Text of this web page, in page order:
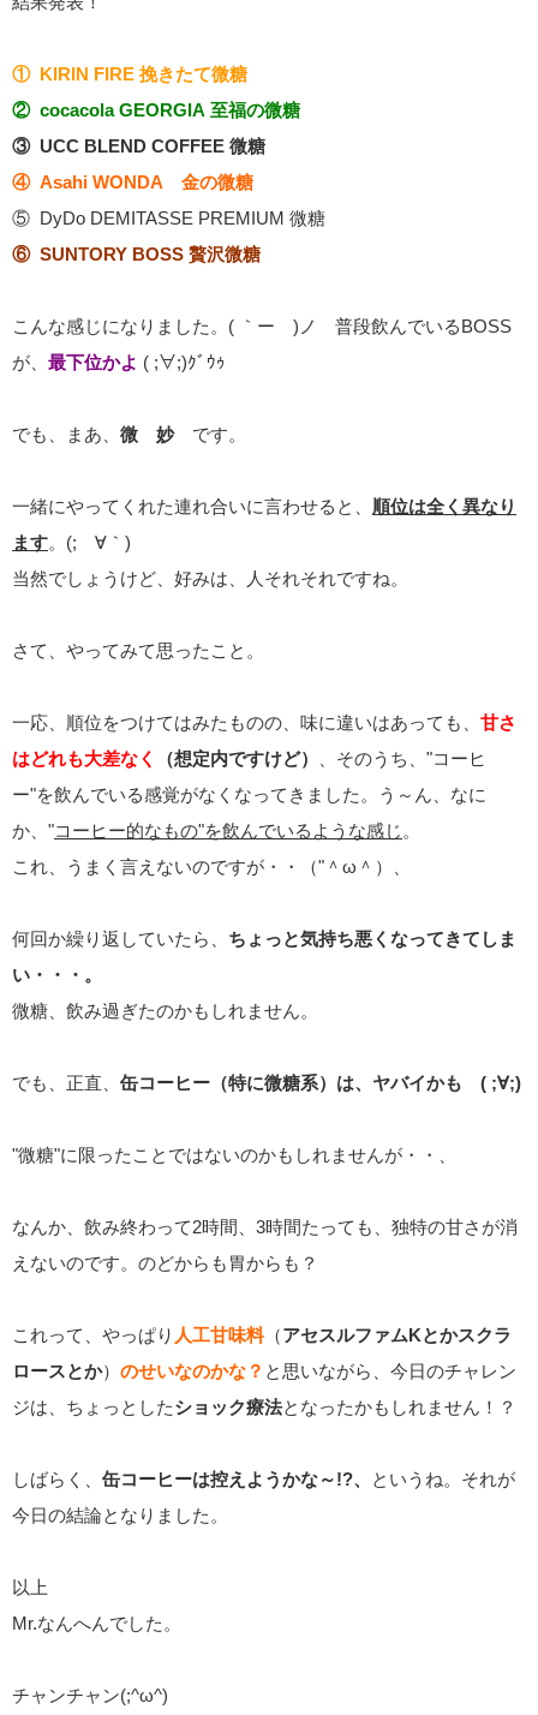
① KIRIN FIRE 挽きたて微糖
② cocacola GEORGIA 至福の微糖
③ UCC BLEND COFFEE 微糖
④ Asahi WONDA 金の微糖
⑤ DyDo DEMITASSE PREMIUM 微糖
⑥ SUNTORY BOSS 贅沢微糖
こんな感じになりました。( ｀ー´)ノ 普段飲んでいるBOSS
が、 最下位かよ ( ;∀;)ｸﾞｳｩ
でも、まあ、 微 妙です。
一緒にやってくれた連れ合いに言わせると、 順位は全く異なり
ます。(;´∀｀)
当然でしょうけど、好みは、人それそれですね。
さて、やってみて思ったこと。
一応、順位をつけてはみたものの、味に違いはあっても、 甘さ
はどれも大差なく
（想定内ですけど）
、そのうち、"コーヒ
ー"を飲んでいる感覚がなくなってきました。う～ん、なに
か、"コーヒー的なもの"を飲んでいるような感じ 。
これ、うまく言えないのですが・・（"＾ω＾）、
何回か繰り返していたら、 ちょっと気持ち悪くなってきてしま
い・・・。
微糖、飲み過ぎたのかもしれません。
でも、正直、 缶コーヒー（特に微糖系）は、ヤバイかも ( ;∀;)
"微糖"に限ったことではないのかもしれませんが・・、
なんか、飲み終わって2時間、3時間たっても、独特の甘さが消
えないのです。のどからも胃からも？
これって、やっぱり 人工甘味料（ アセスルファムKとかスクラ
ロースとか） のせいなのかな？ と思いながら、今日のチャレン
ジは、ちょっとした ショック療法となったかもしれません！？
しばらく、 缶コーヒーは控えようかな～!?、
というね。それが
今日の結論となりました。
以上
Mr.なんへんでした。
チャンチャン(;^ω^)